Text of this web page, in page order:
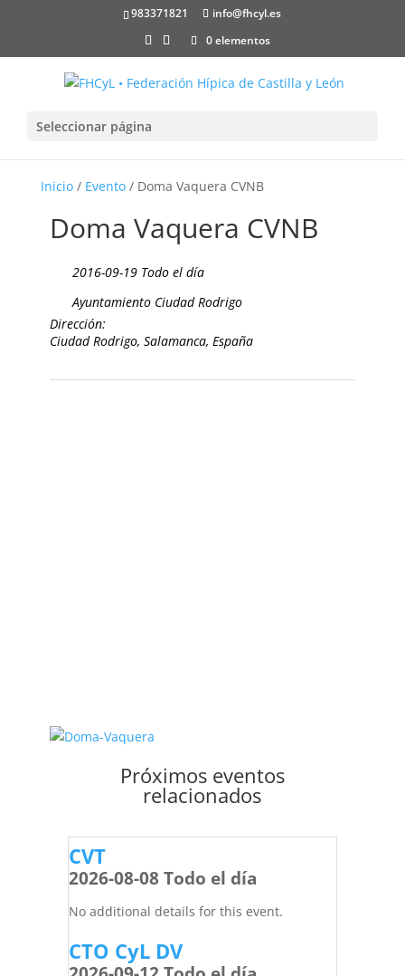
983371821
info@fhcyl.es
0 elementos
Seleccionar página
Inicio/ Evento/ Doma Vaquera CVNB
Doma Vaquera CVNB
2016-09-19 Todo el día
Ayuntamiento Ciudad Rodrigo
Dirección:
Ciudad Rodrigo, Salamanca, España
Próximos eventos
relacionados
CVT
2026-08-08 Todo el día
No additional details for this event.
CTO CyL DV